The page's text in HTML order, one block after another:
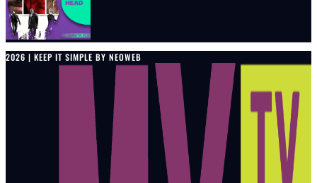
2026 | KEEP IT SIMPLE BY NEOWEB